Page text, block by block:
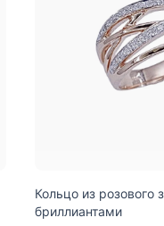
Кольцо из розового
бриллиантами